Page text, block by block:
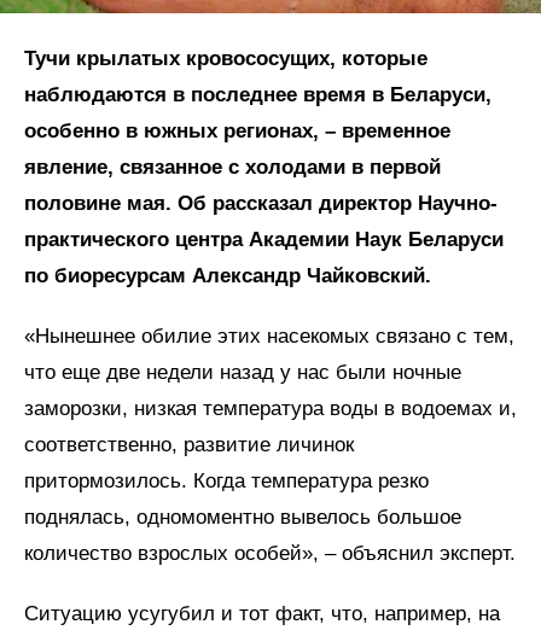
Тучи крылатых кровососущих, которые
наблюдаются в последнее время в Беларуси,
особенно в южных регионах, – временное
явление, связанное с холодами в первой
половине мая. Об рассказал директор Научно-
практического центра Академии Наук Беларуси
по биоресурсам Александр Чайковский.
«Нынешнее обилие этих насекомых связано с тем,
что еще две недели назад у нас были ночные
заморозки, низкая температура воды в водоемах и,
соответственно, развитие личинок
притормозилось. Когда температура резко
поднялась, одномоментно вывелось большое
количество взрослых особей», – объяснил эксперт.
Ситуацию усугубил и тот факт, что, например, на